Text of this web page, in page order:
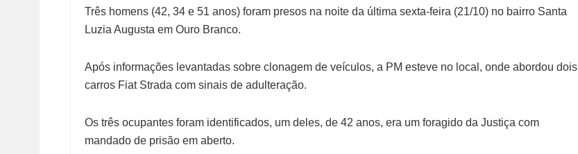
Três homens (42, 34 e 51 anos) foram presos na noite da última sexta-feira (21/10) no bairro Santa
Luzia Augusta em Ouro Branco.
Após informações levantadas sobre clonagem de veículos, a PM esteve no local, onde abordou dois
carros Fiat Strada com sinais de adulteração.
Os três ocupantes foram identificados, um deles, de 42 anos, era um foragido da Justiça com
mandado de prisão em aberto.